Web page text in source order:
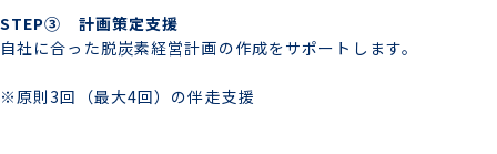
STEP③ 計画策定支援
自社に合った脱炭素経営計画の作成をサポートします。
※原則3回（最大4回）の伴走支援